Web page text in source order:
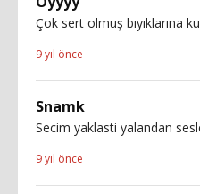
Çok sert olmuş bıyıklarına
9 yıl önce
Snamk
Secim yaklasti yalandan
9 yıl önce